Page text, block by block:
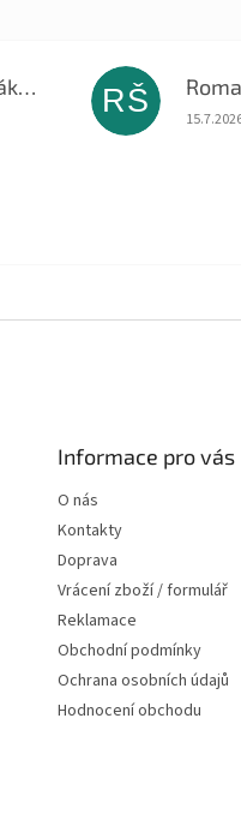
Radoslava Nováková
5 z 5 hvězdiček.RŠ
Informace pro vás
O nás
Kontakty
Doprava
Vrácení zboží / formulář
Reklamace
Obchodní podmínky
Ochrana osobních údajů
Hodnocení obchodu